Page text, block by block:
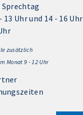
Uhr und 14 - 16 Uhr
zusätzlich
Monat 9 - 12 Uhr